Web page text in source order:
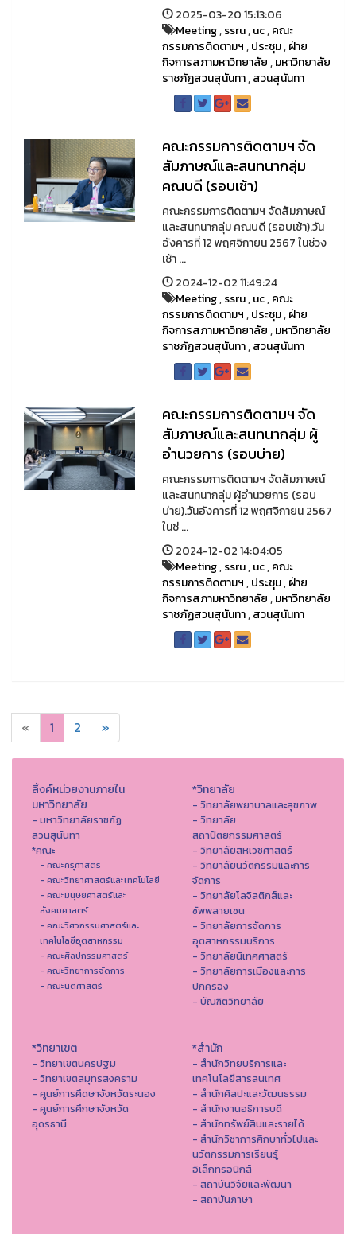
2025-03-20 15:13:06
Meeting,ssru,uc,คณะ
กรรมการติดตามฯ,ประชุม,ฝ่าย
กิจการสภามหาวิทยาลัย,มหาวิทยาลัย
ราชภัฏสวนสุนันทา,สวนสุนันทา
คณะกรรมการติดตามฯ จัด
สัมภาษณ์และสนทนากลุ่ม
คณบดี (รอบเช้า)
คณะกรรมการติดตามฯ จัดสัมภาษณ์
และสนทนากลุ่ม คณบดี (รอบเช้า).วัน
อังคารที่ 12 พฤศจิกายน 2567 ในช่วง
เช้า ...
2024-12-02 11:49:24
Meeting,ssru,uc,คณะ
กรรมการติดตามฯ,ประชุม,ฝ่าย
กิจการสภามหาวิทยาลัย,มหาวิทยาลัย
ราชภัฏสวนสุนันทา,สวนสุนันทา
คณะกรรมการติดตามฯ จัด
สัมภาษณ์และสนทนากลุ่ม ผู้
อำนวยการ (รอบบ่าย)
คณะกรรมการติดตามฯ จัดสัมภาษณ์
และสนทนากลุ่ม ผู้อำนวยการ (รอบ
บ่าย).วันอังคารที่ 12 พฤศจิกายน 2567
ในช่ ...
2024-12-02 14:04:05
Meeting,ssru,uc,คณะ
กรรมการติดตามฯ,ประชุม,ฝ่าย
กิจการสภามหาวิทยาลัย,มหาวิทยาลัย
ราชภัฏสวนสุนันทา,สวนสุนันทา
« 1 2 »
ลิ้งค์หน่วยงานภายใน
มหาวิทยาลัย
- มหาวิทยาลัยราชภัฏ
สวนสุนันทา
*คณะ
- คณะครุศาสตร์
- คณะวิทยาศาสตร์และเทคโนโลยี
- คณะมนุษยศาสตร์และ
สังคมศาสตร์
- คณะวิศวกรรมศาสตร์และ
เทคโนโลยีอุตสาหกรรม
- คณะศิลปกรรมศาสตร์
- คณะวิทยาการจัดการ
- คณะนิติศาสตร์
*วิทยาลัย
- วิทยาลัยพยาบาลและสุขภาพ
- วิทยาลัย
สถาปัตยกรรมศาสตร์
- วิทยาลัยสหเวชศาสตร์
- วิทยาลัยนวัตกรรมและการ
จัดการ
- วิทยาลัยโลจิสติกส์และ
ซัพพลายเชน
- วิทยาลัยการจัดการ
อุตสาหกรรมบริการ
- วิทยาลัยนิเทศศาสตร์
- วิทยาลัยการเมืองและการ
ปกครอง
- บัณฑิตวิทยาลัย
*วิทยาเขต
- วิทยาเขตนครปฐม
- วิทยาเขตสมุทรสงคราม
- ศูนย์การศึดษาจังหวัดระนอง
- ศูนย์การศึกษาจังหวัด
อุดรธานี
*สำนัก
- สำนักวิทยบริการและ
เทคโนโลยีสารสนเทศ
- สํานักศิลปะและวัฒนธรรม
- สำนักงานอธิการบดี
- สำนักทรัพย์สินและรายได้
- สำนักวิชาการศึกษาทั่วไปและ
นวัตกรรมการเรียนรู้
อิเล็กทรอนิกส์
- สถาบันวิจัยและพัฒนา
- สถาบันภาษา